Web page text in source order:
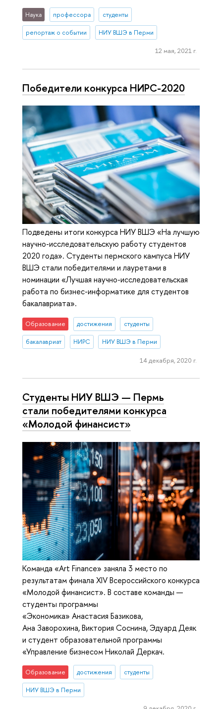
Наука профессора студенты
репортаж о событии НИУ ВШЭ в Перми
12 мая, 2021 г.
Победители конкурса НИРС-2020
Подведены итоги конкурса НИУ ВШЭ «На лучшую
научно-исследовательскую работу студентов
2020 года». Студенты пермского кампуса НИУ
ВШЭ стали победителями и лауретами в
номинации «Лучшая научно-исследовательская
работа по бизнес-информатике для студентов
бакалавриата».
Образование достижения студенты
бакалавриат НИРС НИУ ВШЭ в Перми
14 декабря, 2020 г.
Студенты НИУ ВШЭ — Пермь
стали победителями конкурса
«Молодой финансист»
Команда «Art Finance» заняла 3 место по
результатам финала XIV Всероссийского конкурса
«Молодой финансист». В составе команды —
студенты программы
«Экономика» Анастасия Базикова,
Ана Заворохина, Виктория Соснина, Эдуард Деяк
и студент образовательной программы
«Управление бизнесом Николай Деркач.
Образование достижения студенты
НИУ ВШЭ в Перми